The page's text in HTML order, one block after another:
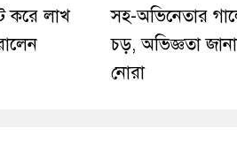
করে লাখ
সহ-অভিনেতার
চড়, অভিজ্ঞতা
নোরা